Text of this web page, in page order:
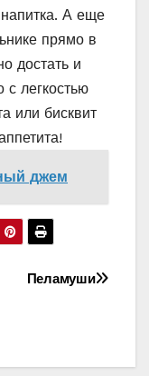
напитка. А еще
прямо в
достать и
с легкостью
или бисквит
джем
Пеламуши